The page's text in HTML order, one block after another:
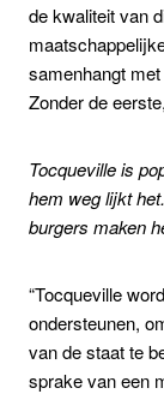
de kwaliteit van
samenhangt
Zonder de
Tocqueville is
hem weg lijkt
burgers maken
“Tocqueville
ondersteunen,
van de staat te
sprake van een